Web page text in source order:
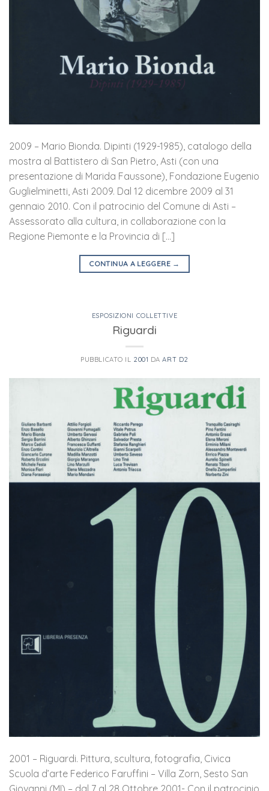
2009 – Mario Bionda. Dipinti (1929-1985), catalogo della
mostra al Battistero di San Pietro, Asti (con una
presentazione di Marida Faussone), Fondazione Eugenio
Guglielminetti, Asti 2009. Dal 12 dicembre 2009 al 31
gennaio 2010. Con il patrocinio del Comune di Asti –
Assessorato alla cultura, in collaborazione con la
Regione Piemonte e la Provincia di […]
CONTINUA A LEGGERE →
ESPOSIZIONI COLLETTIVE
Riguardi
PUBBLICATO IL 2001 DAART D2
2001 – Riguardi. Pittura, scultura, fotografia, Civica
Scuola d’arte Federico Faruffini – Villa Zorn, Sesto San